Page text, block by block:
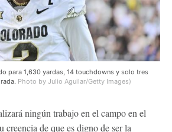
para 1,630 yardas, 14 touchdowns y solo tres
Photo by Julio Aguilar/Getty Images)
ningún trabajo en el campo en el
creencia de que es digno de ser la